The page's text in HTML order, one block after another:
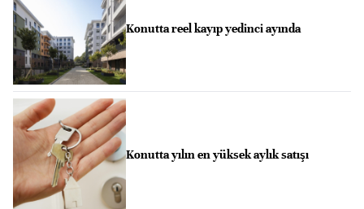
Konutta reel kayıp yedinci ayında
Konutta yılın en yüksek aylık satışı